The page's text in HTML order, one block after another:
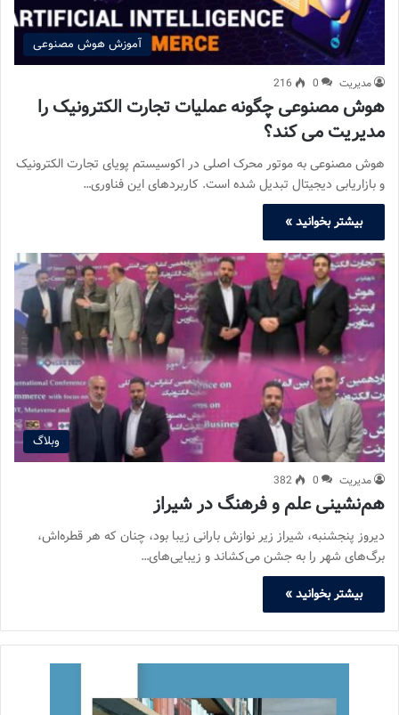
آموزش هوش مصنوعی
مدیریت 0
216
هوش مصنوعی چگونه عملیات تجارت الکترونیک را
مدیریت می کند؟
هوش مصنوعی به موتور محرک اصلی در اکوسیستم پویای تجارت الکترونیک
و بازاریابی دیجیتال تبدیل شده است. کاربردهای این فناوری…
بیشتر بخوانید »
وبلاگ
مدیریت 0
382
هم‌نشینی علم و فرهنگ در شیراز
دیروز پنجشنبه، شیراز زیر نوازش بارانی زیبا بود، چنان که هر قطره‌اش،
برگ‌های شهر را به جشن می‌کشاند و زیبایی‌های…
بیشتر بخوانید »